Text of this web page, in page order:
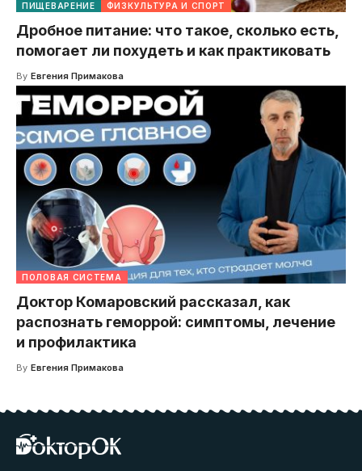
ПИЩЕВАРЕНИЕ ФИЗКУЛЬТУРА И СПОРТ
Дробное питание: что такое, сколько есть,
помогает ли похудеть и как практиковать
By Евгения Примакова
ПОЛОВАЯ СИСТЕМА
Доктор Комаровский рассказал, как
распознать геморрой: симптомы, лечение
и профилактика
By Евгения Примакова